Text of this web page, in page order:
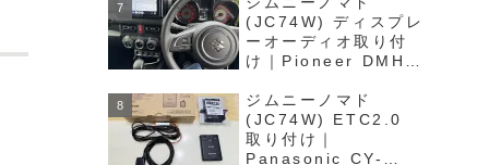
(JC74W) ディスプレ
ーオーディオ取り付
け｜Pioneer DMH-
取り付け
ジムニーノマド
(JC74W) ETC2.0
取り付け｜
Panasonic CY-